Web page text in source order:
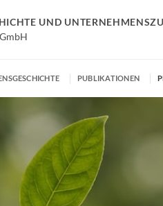
UND
PUBLIKATIONEN